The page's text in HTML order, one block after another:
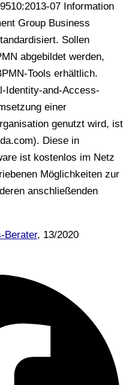
07 Information
Group Business
Sollen
abgebildet werden,
Tools erhältlich.
Identity-and-Access-
einer
genutzt wird, ist
Diese in
ist kostenlos im Netz
Möglichkeiten zur
anschließenden
Berater, 13/2020